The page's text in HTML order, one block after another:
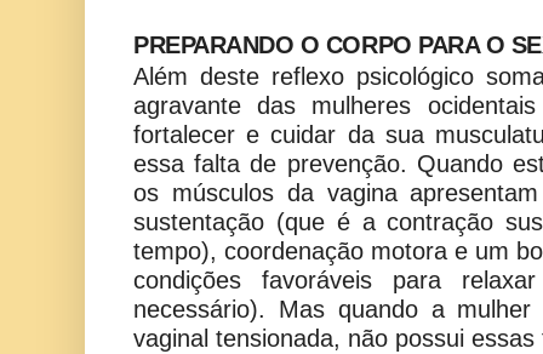
PREPARANDO O CORPO PARA O
Além deste reflexo psicológico
agravante das mulheres
fortalecer e cuidar da sua
essa falta de prevenção. Quando
os músculos da vagina
sustentação (que é a contração
tempo), coordenação motora e um
condições favoráveis para
necessário). Mas quando a
vaginal tensionada, não possui essas